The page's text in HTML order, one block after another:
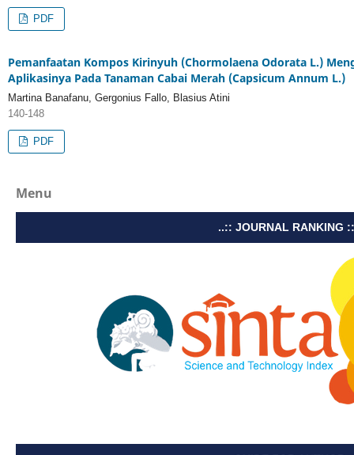
PDF
Pemanfaatan Kompos Kirinyuh (Chormolaena Odorata L.)
Aplikasinya Pada Tanaman Cabai Merah (Capsicum Annum L.)
Martina Banafanu, Gergonius Fallo, Blasius Atini
140-148
PDF
Menu
..:: JOURNAL RANKING